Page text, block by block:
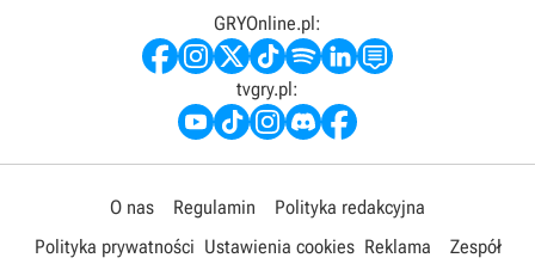
GRYOnline.pl:
tvgry.pl:
O nas Regulamin
Polityka redakcyjna
Polityka prywatności Ustawienia cookies Reklama Zespół